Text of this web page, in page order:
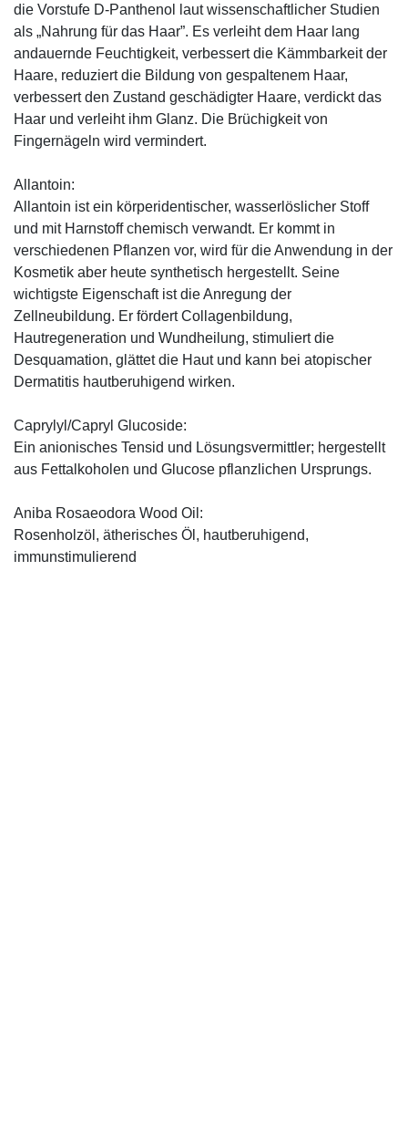
die Vorstufe D-Panthenol laut wissenschaftlicher Studien
als „Nahrung für das Haar”. Es verleiht dem Haar lang
andauernde Feuchtigkeit, verbessert die Kämmbarkeit der
Haare, reduziert die Bildung von gespaltenem Haar,
verbessert den Zustand geschädigter Haare, verdickt das
Haar und verleiht ihm Glanz. Die Brüchigkeit von
Fingernägeln wird vermindert.
Allantoin:
Allantoin ist ein körperidentischer, wasserlöslicher Stoff
und mit Harnstoff chemisch verwandt. Er kommt in
verschiedenen Pflanzen vor, wird für die Anwendung in der
Kosmetik aber heute synthetisch hergestellt. Seine
wichtigste Eigenschaft ist die Anregung der
Zellneubildung. Er fördert Collagenbildung,
Hautregeneration und Wundheilung, stimuliert die
Desquamation, glättet die Haut und kann bei atopischer
Dermatitis hautberuhigend wirken.
Caprylyl/Capryl Glucoside:
Ein anionisches Tensid und Lösungsvermittler; hergestellt
aus Fettalkoholen und Glucose pflanzlichen Ursprungs.
Aniba Rosaeodora Wood Oil:
Rosenholzöl, ätherisches Öl, hautberuhigend,
immunstimulierend